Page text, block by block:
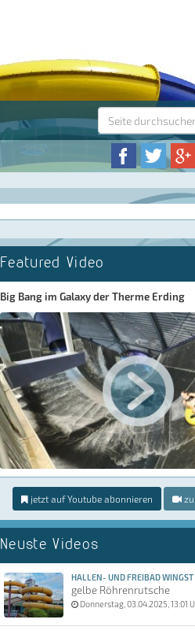
Featured Video
Big Bang im Galaxy der Therme Erding
jetzt auf Youtube abonnieren
Neuste Videos
HALLEN- UND FREIBAD WINGST
gelbe Röhrenrutsche
Donnerstag, 03.04.2025, 13:01